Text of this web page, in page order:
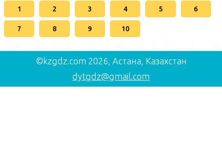
1 2 3 4 5 6
7 8 9 10
©kzgdz.com 2026, Астана, Казахстан
dytgdz@gmail.com